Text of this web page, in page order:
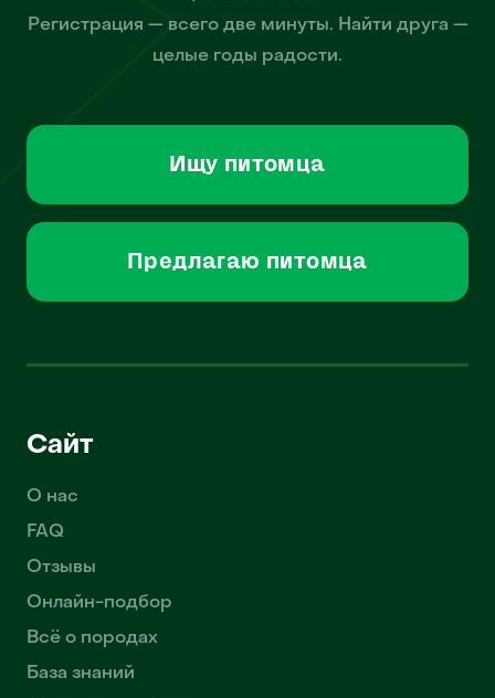
Регистрация — всего две минуты. Найти друга —
целые годы радости.
Ищу питомца
Предлагаю питомца
Сайт
О нас
FAQ
Отзывы
Онлайн-подбор
Всё о породах
База знаний